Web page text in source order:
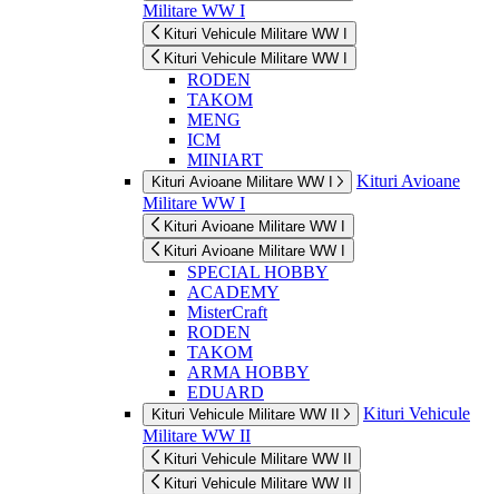
Militare WW I
Kituri Vehicule Militare WW I
Kituri Vehicule Militare WW I
RODEN
TAKOM
MENG
ICM
MINIART
Kituri Avioane Militare WW I
Kituri Avioane
Militare WW I
Kituri Avioane Militare WW I
Kituri Avioane Militare WW I
SPECIAL HOBBY
ACADEMY
MisterCraft
RODEN
TAKOM
ARMA HOBBY
EDUARD
Kituri Vehicule Militare WW II
Kituri Vehicule
Militare WW II
Kituri Vehicule Militare WW II
Kituri Vehicule Militare WW II